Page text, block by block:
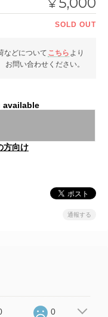
¥
SOLD OUT
などについて こちら より
お問い合わせください。
方向け
通報する
0